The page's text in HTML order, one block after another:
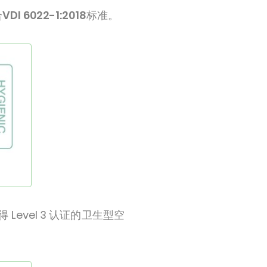
VDI 6022-1:2018标准。
Level 3 认证的卫生型空